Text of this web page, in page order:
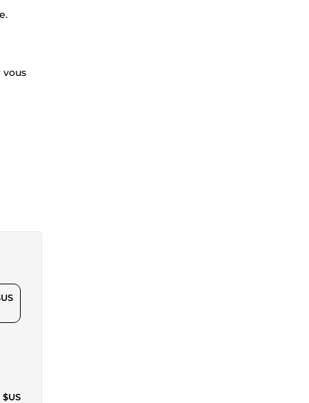
vous
$US